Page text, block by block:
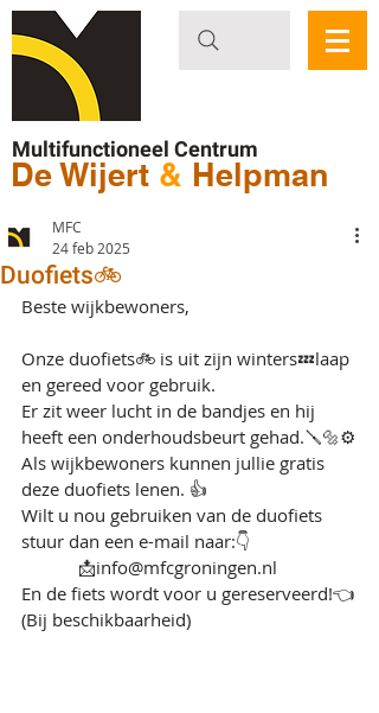
Multifunctioneel Centrum
De Wijert & Helpman
Duofiets🚲
MFC
24 feb 2025
Beste wijkbewoners,
Onze duofiets🚲 is uit zijn winters💤laap
en gereed voor gebruik.
Er zit weer lucht in de bandjes en hij
heeft een onderhoudsbeurt gehad.🪛🔩⚙️
Als wijkbewoners kunnen jullie gratis
deze duofiets lenen. 👍
Wilt u nou gebruiken van de duofiets
stuur dan een e-mail naar:👇
📩info@mfcgroningen.nl
En de fiets wordt voor u gereserveerd!👈
(Bij beschikbaarheid)